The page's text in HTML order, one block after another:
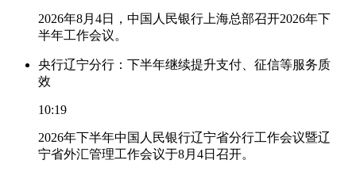
2026年8月4日，中国人民银行上海总部召开2026年下
半年工作会议。
央行辽宁分行：下半年继续提升支付、征信等服务质
效
10:19
2026年下半年中国人民银行辽宁省分行工作会议暨辽
宁省外汇管理工作会议于8月4日召开。